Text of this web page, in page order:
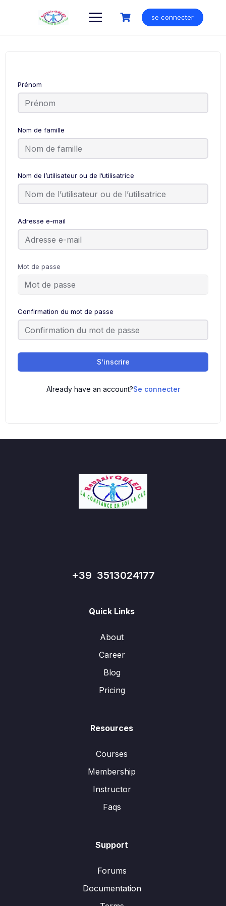
se connecter
Prénom
Nom de famille
Nom de l’utilisateur ou de l’utilisatrice
Adresse e-mail
Mot de passe
Confirmation du mot de passe
S’inscrire
Already have an account?Se connecter
+39 3513024177
Quick Links
About
Career
Blog
Pricing
Resources
Courses
Membership
Instructor
Faqs
Support
Forums
Documentation